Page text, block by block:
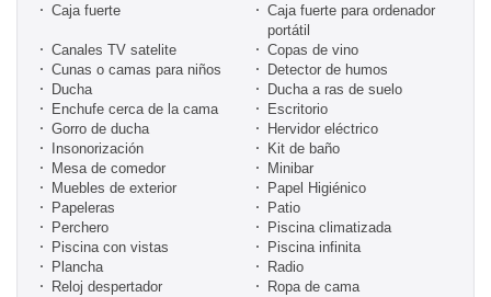
Caja fuerte
Caja fuerte para ordenador
portátil
Canales TV satelite
Copas de vino
Cunas o camas para niños
Detector de humos
Ducha
Ducha a ras de suelo
Enchufe cerca de la cama
Escritorio
Gorro de ducha
Hervidor eléctrico
Insonorización
Kit de baño
Mesa de comedor
Minibar
Muebles de exterior
Papel Higiénico
Papeleras
Patio
Perchero
Piscina climatizada
Piscina con vistas
Piscina infinita
Plancha
Radio
Reloj despertador
Ropa de cama